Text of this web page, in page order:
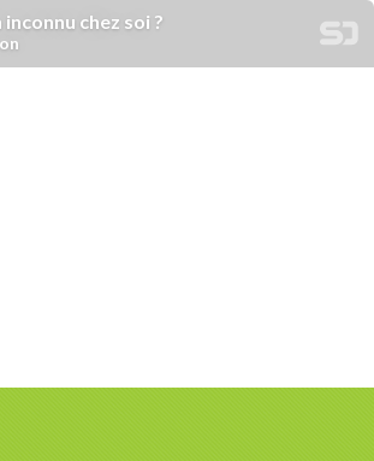
chez soi ?